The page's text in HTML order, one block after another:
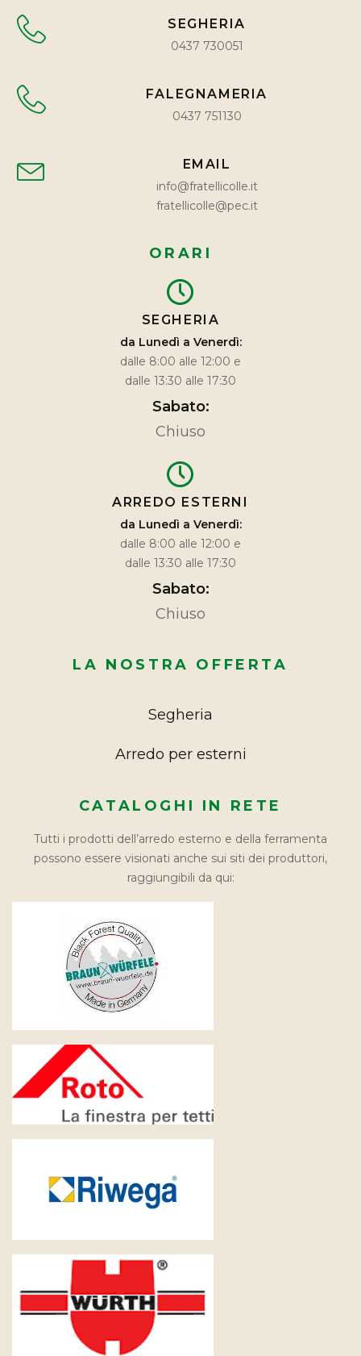
SEGHERIA
0437 730051
FALEGNAMERIA
0437 751130
EMAIL
info@fratellicolle.it
fratellicolle@pec.it
ORARI
SEGHERIA
da Lunedì a Venerdì:
dalle 8:00 alle 12:00 e
dalle 13:30 alle 17:30
Sabato:
Chiuso
ARREDO ESTERNI
da Lunedì a Venerdì:
dalle 8:00 alle 12:00 e
dalle 13:30 alle 17:30
Sabato:
Chiuso
LA NOSTRA OFFERTA
Segheria
Arredo per esterni
CATALOGHI IN RETE
Tutti i prodotti dell’arredo esterno e della ferramenta
possono essere visionati anche sui siti dei produttori,
raggiungibili da qui: